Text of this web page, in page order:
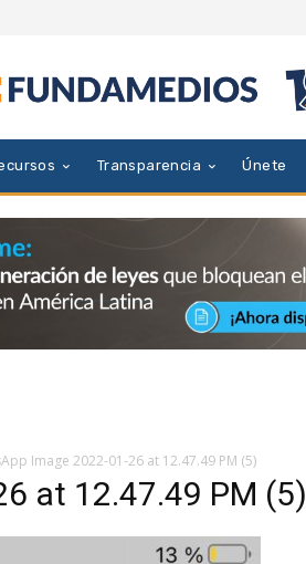
Transparencia Únete
Image 2022-01-26 at 12.47.49 PM (5)
at 12.47.49 PM (5)